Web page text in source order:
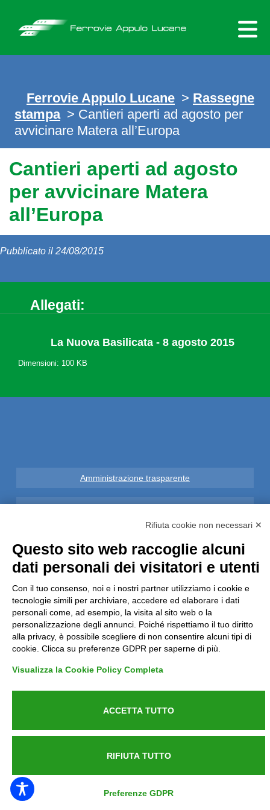
content
Ferrovie Appulo Lucane > Rassegne
stampa > Cantieri aperti ad agosto per
avvicinare Matera all’Europa
Cantieri aperti ad agosto
per avvicinare Matera
all’Europa
Pubblicato il 24/08/2015
Allegati:
La Nuova Basilicata - 8 agosto 2015
Dimensioni: 100 KB
Amministrazione trasparente
Informative GDPR (679/2016)
Reclami
Rimborsi ed Indennizzi
Contatti
Azienda certificata UNI EN ISO 9001:2015
Rifiuta cookie non necessari ✕
Questo sito web raccoglie alcuni
dati personali dei visitatori e utenti
Con il tuo consenso, noi e i nostri partner utilizziamo i cookie e
tecnologie simili per archiviare, accedere ed elaborare i dati
personali come, ad esempio, la visita al sito web o la
personalizzazione degli annunci. Poiché rispettiamo il tuo diritto
alla privacy, è possibile scegliere di non consentire alcuni tipi di
cookie. Clicca su preferenze GDPR per saperne di più.
Visualizza la Cookie Policy Completa
ACCETTA TUTTO
RIFIUTA TUTTO
Preferenze GDPR